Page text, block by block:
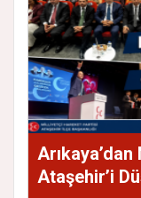
Ataşehir’i